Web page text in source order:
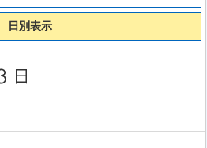
日別表示